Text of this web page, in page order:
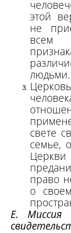
этой
не
всем
людьми.
свете
семье,
Церкви
право
о
Е. Миссия